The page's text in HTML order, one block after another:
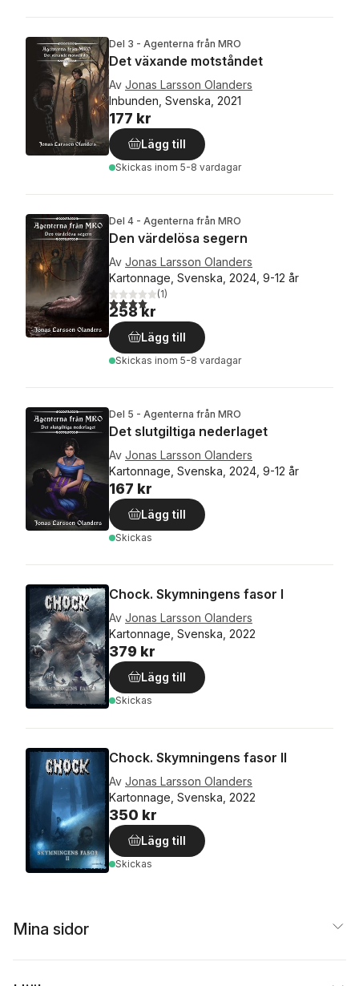
Del 3 - Agenterna från MRO
Det växande motståndet
Av Jonas Larsson Olanders
Inbunden, Svenska, 2021
177 kr
Lägg till
Skickas inom 5-8 vardagar
Del 4 - Agenterna från MRO
Den värdelösa segern
Av Jonas Larsson Olanders
Kartonnage, Svenska, 2024, 9-12 år
4,0utav 5 stjärnor. Totalt antal röster:
(1)
258 kr
Lägg till
Skickas inom 5-8 vardagar
Del 5 - Agenterna från MRO
Det slutgiltiga nederlaget
Av Jonas Larsson Olanders
Kartonnage, Svenska, 2024, 9-12 år
167 kr
Lägg till
Skickas
Chock. Skymningens fasor I
Av Jonas Larsson Olanders
Kartonnage, Svenska, 2022
379 kr
Lägg till
Skickas
Chock. Skymningens fasor II
Av Jonas Larsson Olanders
Kartonnage, Svenska, 2022
350 kr
Lägg till
Skickas
Mina sidor